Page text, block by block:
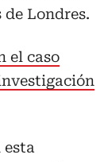
Londres.
el caso